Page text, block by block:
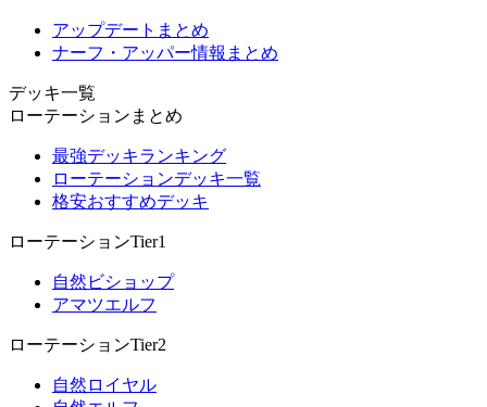
アップデートまとめ
ナーフ・アッパー情報まとめ
デッキ一覧
ローテーションまとめ
最強デッキランキング
ローテーションデッキ一覧
格安おすすめデッキ
ローテーションTier1
自然ビショップ
アマツエルフ
ローテーションTier2
自然ロイヤル